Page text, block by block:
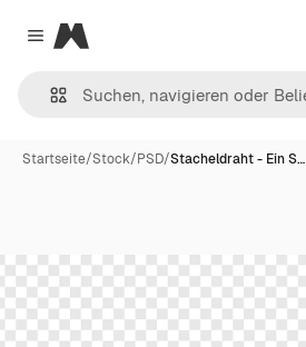
Close menu
Magnific
Startseite/Stock/PSD/Stacheldraht - Ein S…